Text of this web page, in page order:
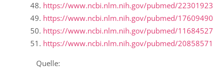
https://www.ncbi.nlm.nih.gov/pubmed/22301923
https://www.ncbi.nlm.nih.gov/pubmed/17609490
https://www.ncbi.nlm.nih.gov/pubmed/11684527
https://www.ncbi.nlm.nih.gov/pubmed/20858571
Quelle: